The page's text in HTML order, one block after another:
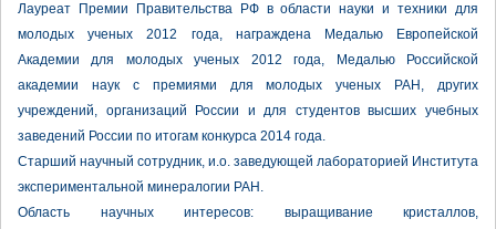
Лауреат Премии Правительства РФ в области науки и техники для
молодых ученых 2012 года, награждена Медалью Европейской
Академии для молодых ученых 2012 года, Медалью Российской
академии наук с премиями для молодых ученых РАН, других
учреждений, организаций России и для студентов высших учебных
заведений России по итогам конкурса 2014 года.
Старший научный сотрудник, и.о. заведующей лабораторией Института
экспериментальной минералогии РАН.
Область научных интересов: выращивание кристаллов,